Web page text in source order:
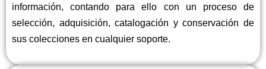
información, contando para ello con un proceso de
selección, adquisición, catalogación y conservación de
sus colecciones en cualquier soporte.